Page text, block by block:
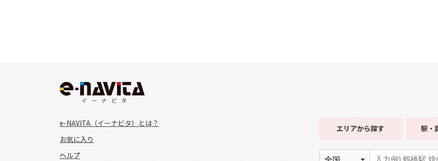
e-NAVITA（イーナビタ）とは？
お気に入り
ヘルプ
エリアから探す 駅・